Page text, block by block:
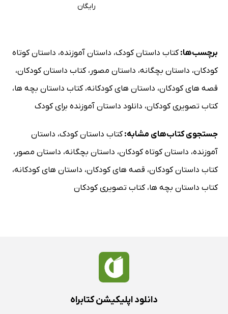
رایگان
برچسب‌ها:کتاب داستان کودک، داستان آموزنده، داستان کوتاه
کودکان، داستان بچگانه، داستان مصور ،کتاب داستان کودکان،
قصه های کودکان، داستان های کودکانه،کتاب داستان بچه ها،
کتاب تصویری کودکان، دانلود داستان آموزنده برای کودک
جستجوی کتاب‌های مشابه:کتاب داستان کودک، داستان
آموزنده، داستان کوتاه کودکان، داستان بچگانه، داستان مصور ،
کتاب داستان کودکان، قصه های کودکان، داستان های کودکانه،
کتاب داستان بچه ها،کتاب تصویری کودکان
دانلود اپلیکیشن کتابراه